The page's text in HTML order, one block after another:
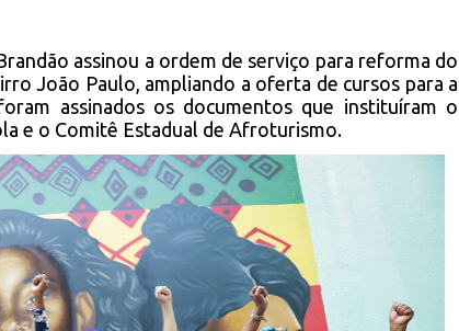
assinou a ordem de serviço para reforma do
João Paulo, ampliando a oferta de cursos para a
assinados os documentos que instituíram o
e o Comitê Estadual de Afroturismo.